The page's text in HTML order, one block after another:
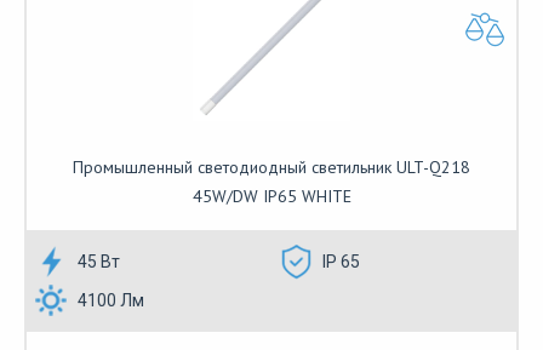
Промышленный светодиодный светильник ULT-Q218
45W/DW IP65 WHITE
45 Вт
IP 65
4100 Лм